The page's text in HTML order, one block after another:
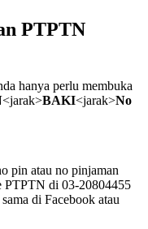
PTPTN
hanya perlu membuka
<jarak>BAKI<jarak>No
pin atau no pinjaman
PTPTN di 03-20804455
di Facebook atau